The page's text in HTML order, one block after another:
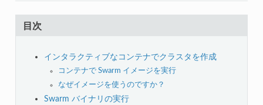
目次
インタラクティブなコンテナでクラスタを作成
コンテナで Swarm イメージを実行
なぜイメージを使うのですか？
Swarm バイナリの実行